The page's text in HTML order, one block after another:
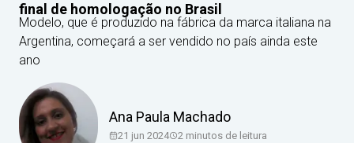
final de homologação no Brasil
Modelo, que é produzido na fábrica da marca italiana na
Argentina, começará a ser vendido no país ainda este
ano
Ana Paula Machado
21 jun 2024 2 minutos de leitura